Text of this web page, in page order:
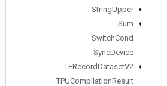
StringUpper
Sum
SwitchCond
SyncDevice
TFRecordDatasetV2
TPUCompilationResult